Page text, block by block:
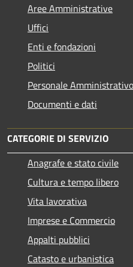
Aree Amministrative
Uffici
Enti e fondazioni
Politici
Personale Amministrativo
Documenti e dati
CATEGORIE DI SERVIZIO
Anagrafe e stato civile
Cultura e tempo libero
Vita lavorativa
Imprese e Commercio
Appalti pubblici
Catasto e urbanistica